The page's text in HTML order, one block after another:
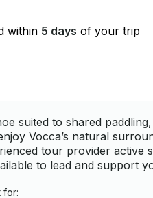
within 5 days of your trip
suited to shared
Vocca’s natural
tour provider active
to lead and support
for: